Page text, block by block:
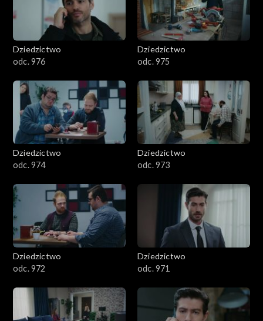
Dziedzictwo
odc. 976
Dziedzictwo
odc. 975
Dziedzictwo
odc. 974
Dziedzictwo
odc. 973
Dziedzictwo
odc. 972
Dziedzictwo
odc. 971